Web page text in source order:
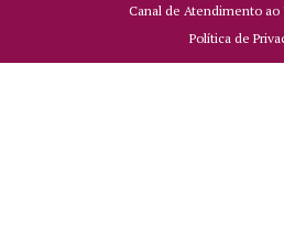
Canal de Atendimento ao
Política de